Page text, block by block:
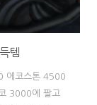
템
에코스톤 4500
3000에 팔고